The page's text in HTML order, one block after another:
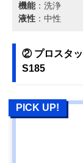
機能：洗浄
液性 ：中性
② プロスタッ
S185
PICK UP!